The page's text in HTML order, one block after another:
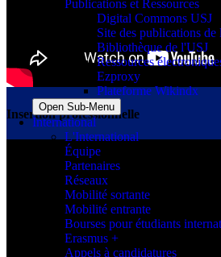
Publications et Ressources
Digital Commons USJ
Site des publications de
Bibliothèque de l'USJ
Ressources
Ezproxy
Plateforme Wikindx
Open Sub-Menu
International
L'International
Équipe
Partenaires
Réseaux
Mobilité sortante
Mobilité entrante
Bourses pour étudiants
Erasmus +
Appels à candidatures
Insertion professionnelle